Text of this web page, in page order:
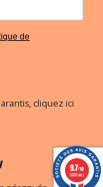
de
cliquez ici
9.7/10
5836 avis